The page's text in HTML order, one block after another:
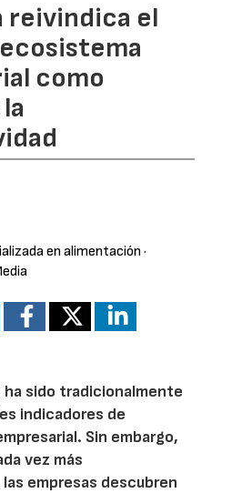
reivindica el
como
en alimentación ·
ha sido tradicionalmente
indicadores de
Sin embargo,
vez más
empresas descubren